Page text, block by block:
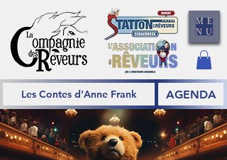
Les Contes d'Anne Frank AGENDA
ME
NU